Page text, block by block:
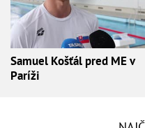
Samuel Košťál pred ME v
Paríži